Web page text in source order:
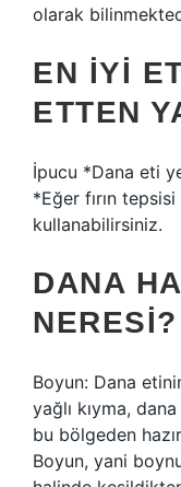
olarak
EN IYI
ETTEN
İpucu *Dana eti
*Eğer fırın
kullanabilirsiniz.
DANA
NERESI?
Boyun: Dana
yağlı kıyma,
bu bölgeden
Boyun, yani